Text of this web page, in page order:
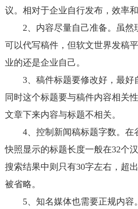
议。相对于企业自行发布，效率
2、内容尽量自己准备。虽然
可以代写稿件，但软文世界发稿
业的还是企业自己。
3、稿件标题要修改好，最好
同时这个标题要与稿件内容相关
文章下来内容与标题不相关。
4、控制新闻稿标题字数。在
快照显示的标题长度一般在32个
搜索结果中则只有30字左右，超
被省略。
5、知名媒体也需要正规内容